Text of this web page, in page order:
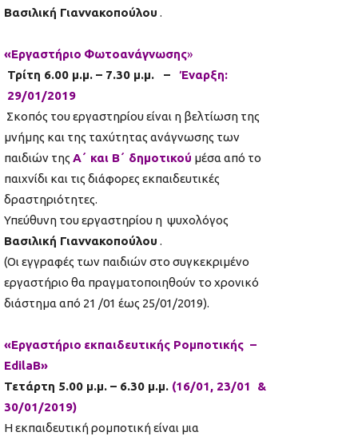
Βασιλική Γιαννακοπούλου .
«Εργαστήριo Φωτοανάγνωσης»
Τρίτη 6.00 μ.μ. – 7.30 μ.μ. –Έναρξη:
29/01/2019
Σκοπός του εργαστηρίου είναι η βελτίωση της
μνήμης και της ταχύτητας ανάγνωσης των
παιδιών της Α΄ και Β΄ δημοτικού μέσα από το
παιχνίδι και τις διάφορες εκπαιδευτικές
δραστηριότητες.
Υπεύθυνη του εργαστηρίου η ψυχολόγος
Βασιλική Γιαννακοπούλου .
(Οι εγγραφές των παιδιών στο συγκεκριμένο
εργαστήριο θα πραγματοποιηθούν το χρονικό
διάστημα από 21 /01 έως 25/01/2019).
«Εργαστήριo εκπαιδευτικής Ρομποτικής –
EdilaB»
Τετάρτη 5.00 μ.μ. – 6.30 μ.μ. (16/01, 23/01 &
30/01/2019)
Η εκπαιδευτική ρομποτική είναι μια